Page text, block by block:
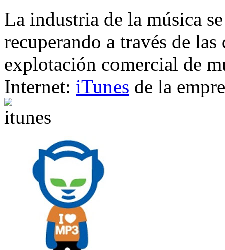
La industria de la música
recuperando a través de
explotación comercial de
Internet: iTunes de la